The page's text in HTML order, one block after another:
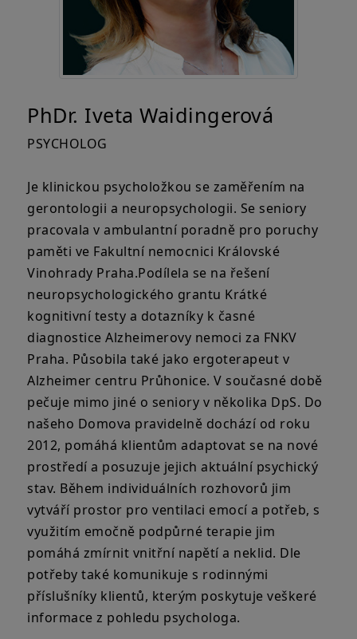
PhDr. Iveta Waidingerová
PSYCHOLOG
Je klinickou psycholožkou se zaměřením na
gerontologii a neuropsychologii. Se seniory
pracovala v ambulantní poradně pro poruchy
paměti ve Fakultní nemocnici Královské
Vinohrady Praha.Podílela se na řešení
neuropsychologického grantu Krátké
kognitivní testy a dotazníky k časné
diagnostice Alzheimerovy nemoci za FNKV
Praha. Působila také jako ergoterapeut v
Alzheimer centru Průhonice. V současné době
pečuje mimo jiné o seniory v několika DpS. Do
našeho Domova pravidelně dochází od roku
2012, pomáhá klientům adaptovat se na nové
prostředí a posuzuje jejich aktuální psychický
stav. Během individuálních rozhovorů jim
vytváří prostor pro ventilaci emocí a potřeb, s
využitím emočně podpůrné terapie jim
pomáhá zmírnit vnitřní napětí a neklid. Dle
potřeby také komunikuje s rodinnými
příslušníky klientů, kterým poskytuje veškeré
informace z pohledu psychologa.